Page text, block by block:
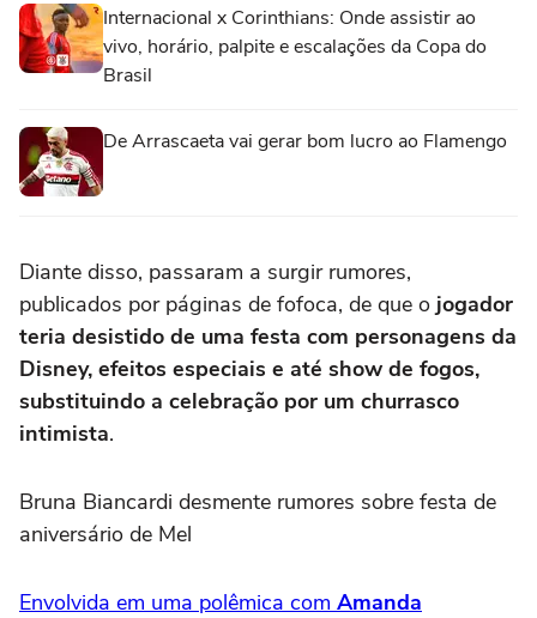
Internacional x Corinthians: Onde assistir ao
vivo, horário, palpite e escalações da Copa do
Brasil
De Arrascaeta vai gerar bom lucro ao Flamengo
Diante disso, passaram a surgir rumores,
publicados por páginas de fofoca, de que o jogador
teria desistido de uma festa com personagens da
Disney, efeitos especiais e até show de fogos,
substituindo a celebração por um churrasco
intimista.
Bruna Biancardi desmente rumores sobre festa de
aniversário de Mel
Envolvida em uma polêmica com Amanda